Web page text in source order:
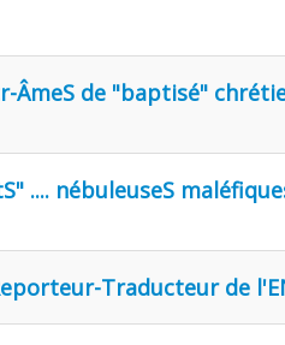
ÂmeS de "baptisé"
.... nébuleuseS
Traducteur de